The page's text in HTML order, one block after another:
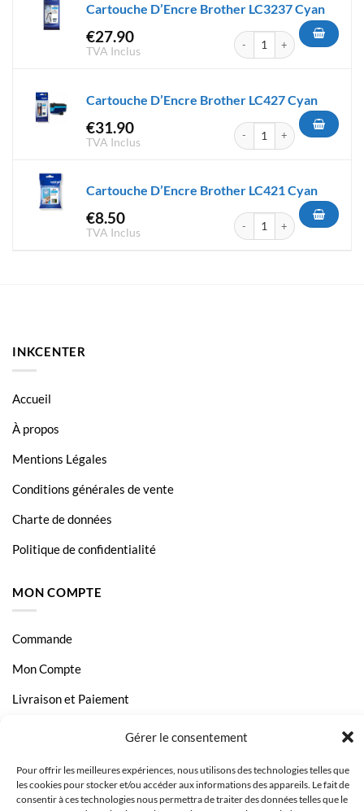
Gérer le consentement
Pour offrir les meilleures expériences, nous utilisons des technologies telles que
les cookies pour stocker et/ou accéder aux informations des appareils. Le fait de
consentir à ces technologies nous permettra de traiter des données telles que le
Cartouche D’Encre Brother LC3237 Cyan
€27.90
TVA Inclus
quantité de Cartouche
Cartouche D’Encre Brother LC427 Cyan
€31.90
TVA Inclus
quantité de Cartouche
Cartouche D’Encre Brother LC421 Cyan
€8.50
TVA Inclus
quantité de Cartouche
INKCENTER
Accueil
À propos
Mentions Légales
Conditions générales de vente
Charte de données
Politique de confidentialité
MON COMPTE
Commande
Mon Compte
Livraison et Paiement